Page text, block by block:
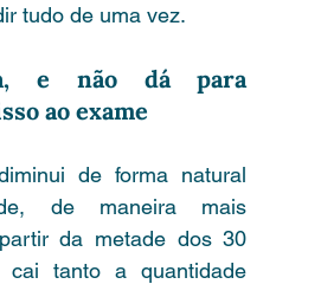
tudo de uma vez.
e não dá para
ao exame
de forma natural
de maneira mais
da metade dos 30
cai tanto a quantidade